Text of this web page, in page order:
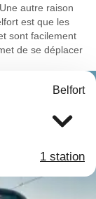
autre raison
est que les
sont facilement
de se déplacer
Belfort
1 station